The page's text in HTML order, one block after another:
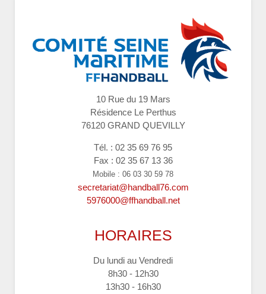
10 Rue du 19 Mars
Résidence Le Perthus
76120 GRAND QUEVILLY
Tél. : 02 35 69 76 95
Fax : 02 35 67 13 36
Mobile : 06 03 30 59 78
secretariat@handball76.com
5976000@ffhandball.net
HORAIRES
Du lundi au Vendredi
8h30 - 12h30
13h30 - 16h30